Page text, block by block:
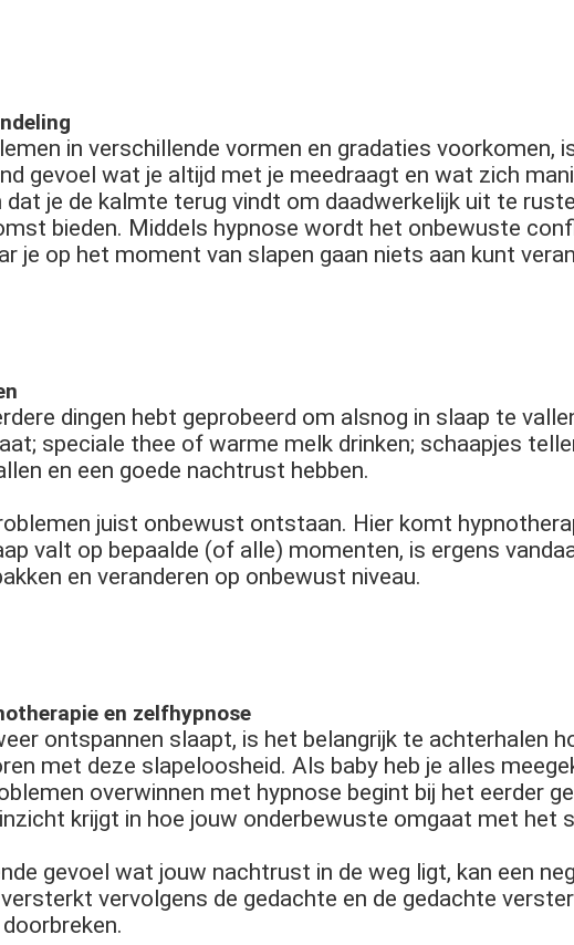
in verschillende vormen en gradaties voorkomen,
gevoel wat je altijd met je meedraagt en wat zich
je de kalmte terug vindt om daadwerkelijk uit te
bieden. Middels hypnose wordt het onbewuste
je op het moment van slapen gaan niets aan kunt
dingen hebt geprobeerd om alsnog in slaap te
speciale thee of warme melk drinken; schaapjes
en een goede nachtrust hebben.
juist onbewust ontstaan. Hier komt
valt op bepaalde (of alle) momenten, is ergens
en veranderen op onbewust niveau.
en zelfhypnose
ontspannen slaapt, is het belangrijk te achterhalen
met deze slapeloosheid. Als baby heb je alles
overwinnen met hypnose begint bij het eerder
krijgt in hoe jouw onderbewuste omgaat met het
gevoel wat jouw nachtrust in de weg ligt, kan een
vervolgens de gedachte en de gedachte